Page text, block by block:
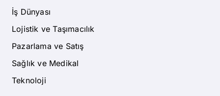
İş Dünyası
Lojistik ve Taşımacılık
Pazarlama ve Satış
Sağlık ve Medikal
Teknoloji